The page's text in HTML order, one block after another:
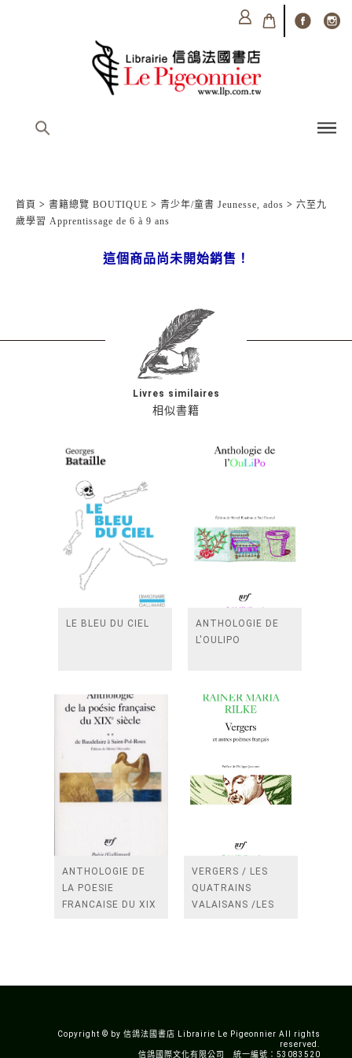
首頁 > 書籍總覽 BOUTIQUE > 青少年/童書 Jeunesse, ados > 六至九
歲學習 Apprentissage de 6 à 9 ans
這個商品尚未開始銷售！
相似書籍
Livres similaires
LE BLEU DU CIEL
ANTHOLOGIE DE
L'OULIPO
ANTHOLOGIE DE
LA POESIE
FRANCAISE DU XIX
VERGERS / LES
QUATRAINS
VALAISANS /LES
Copyright © by 信鴿法國書店 Librairie Le Pigeonnier All rights
reserved.
信鴿國際文化有限公司 統一編號：53083520